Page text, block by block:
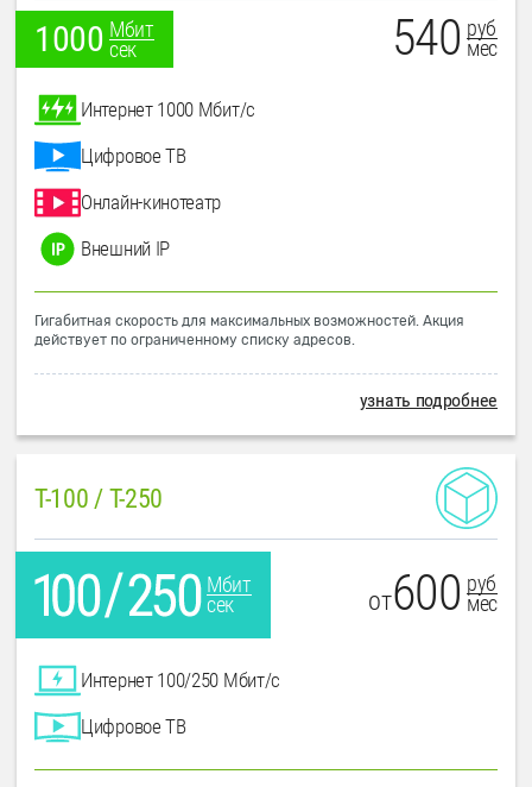
1000 Мбит
сек
540 руб
мес
Интернет 1000 Мбит/с
Цифровое ТВ
Онлайн-кинотеатр
Внешний IP
Гигабитная скорость для максимальных возможностей. Акция
действует по ограниченному списку адресов.
узнать подробнее
T-100 / T-250
Мбит
сек
от600 руб
мес
Интернет 100/250 Мбит/с
Цифровое ТВ